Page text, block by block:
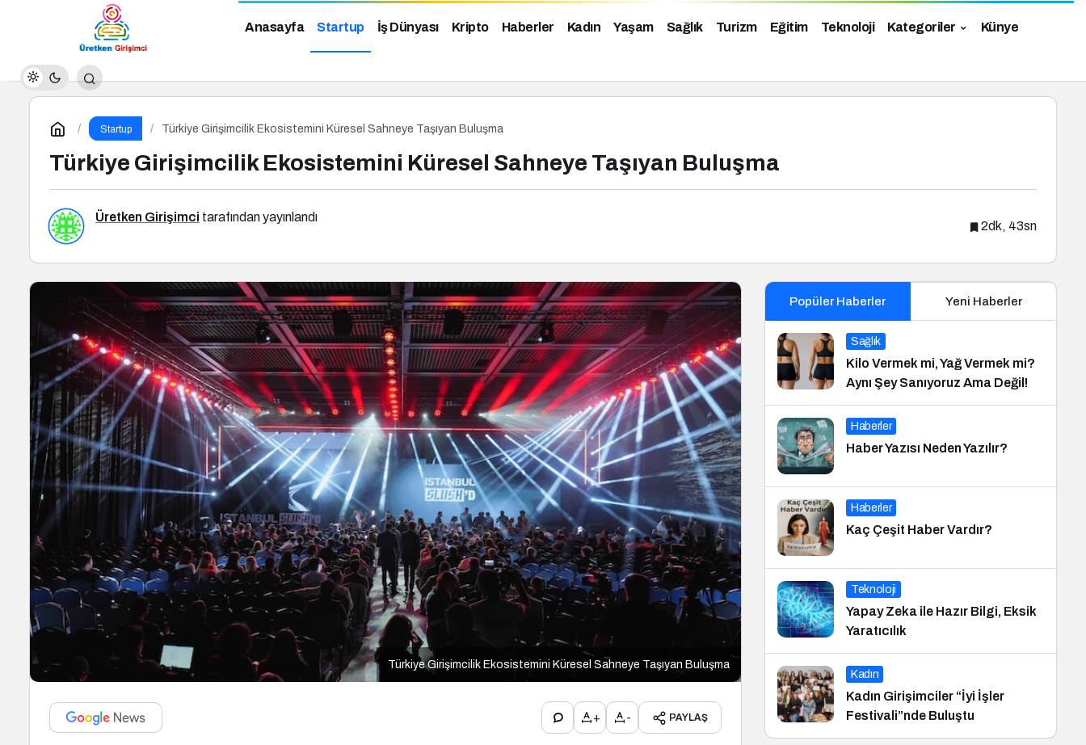
Anasayfa Startup İş Dünyası Kripto Haberler Kadın Yaşam Sağlık Turizm Eğitim Teknoloji Kategoriler Künye
Startup Türkiye Girişimcilik Ekosistemini Küresel Sahneye Taşıyan Buluşma
Türkiye Girişimcilik Ekosistemini Küresel Sahneye Taşıyan Buluşma
Üretken Girişimci tarafından yayınlandı
2dk, 43sn
Türkiye Girişimcilik Ekosistemini Küresel Sahneye Taşıyan Buluşma
+ - PAYLAŞ
Popüler Haberler Yeni Haberler
Sağlık
Kilo Vermek mi, Yağ Vermek mi?
Aynı Şey Sanıyoruz Ama Değil!
Haberler
Haber Yazısı Neden Yazılır?
Haberler
Kaç Çeşit Haber Vardır?
Teknoloji
Yapay Zeka ile Hazır Bilgi, Eksik
Yaratıcılık
Kadın
Kadın Girişimciler “İyi İşler
Festivali”nde Buluştu